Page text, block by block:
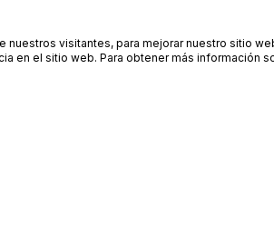
nuestros visitantes, para mejorar nuestro sitio
en el sitio web. Para obtener más información